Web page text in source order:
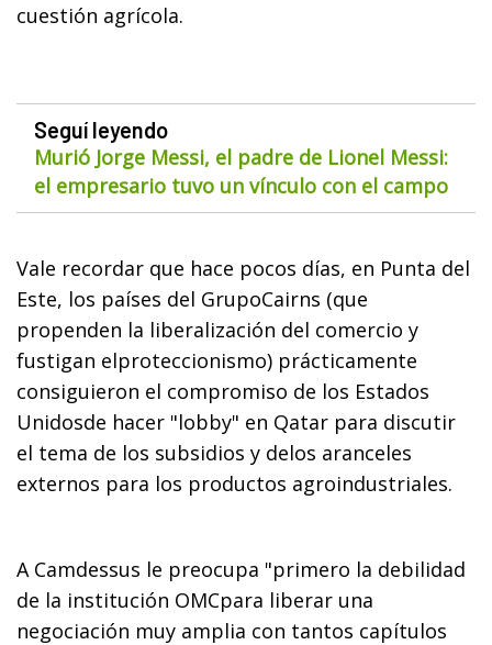
cuestión agrícola.
Seguí leyendo
Murió Jorge Messi, el padre de Lionel Messi:
el empresario tuvo un vínculo con el campo
Vale recordar que hace pocos días, en Punta del
Este, los países del GrupoCairns (que
propenden la liberalización del comercio y
fustigan elproteccionismo) prácticamente
consiguieron el compromiso de los Estados
Unidosde hacer "lobby" en Qatar para discutir
el tema de los subsidios y delos aranceles
externos para los productos agroindustriales.
A Camdessus le preocupa "primero la debilidad
de la institución OMCpara liberar una
negociación muy amplia con tantos capítulos